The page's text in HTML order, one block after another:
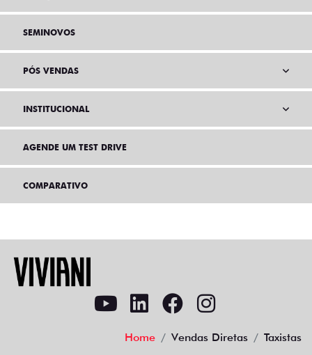
SEMINOVOS
PÓS VENDAS
INSTITUCIONAL
AGENDE UM TEST DRIVE
COMPARATIVO
Home Vendas Diretas Taxistas